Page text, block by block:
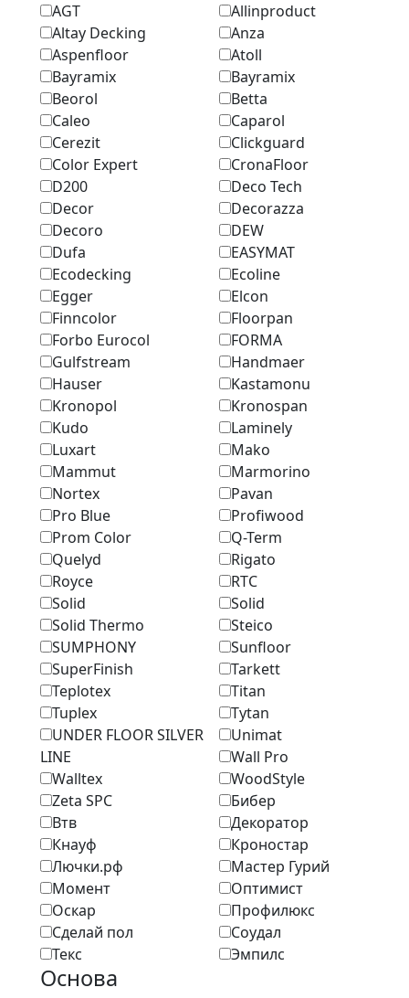
AGT
Allinproduct
Altay Decking
Anza
Aspenfloor
Atoll
Bayramix
Bayramix
Beorol
Betta
Caleo
Caparol
Cerezit
Clickguard
Color Expert
CronaFloor
D200
Deco Tech
Decor
Decorazza
Decoro
DEW
Dufa
EASYMAT
Ecodecking
Ecoline
Egger
Elcon
Finncolor
Floorpan
Forbo Eurocol
FORMA
Gulfstream
Handmaer
Hauser
Kastamonu
Kronopol
Kronospan
Kudo
Laminely
Luxart
Mako
Mammut
Marmоrino
Nortex
Pavan
Pro Blue
Profiwood
Prom Color
Q-Term
Quelyd
Rigato
Royce
RTC
Solid
Solid
Solid Thermo
Steico
SUMPHONY
Sunfloor
SuperFinish
Tarkett
Teplotex
Titan
Tuplex
Tytan
UNDER FLOOR SILVER
LINE
Unimat
Wall Pro
Walltex
WoodStyle
Zeta SPC
Бибер
Втв
Декоратор
Кнауф
Кроностар
Лючки.рф
Мастер Гурий
Момент
Оптимист
Оскар
Профилюкс
Сделай пол
Соудал
Текс
Эмпилс
Основа